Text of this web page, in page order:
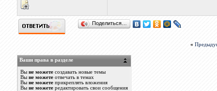
Поделиться…
«
Ваши права в разделе
Вы не можетесоздавать новые темы
Вы не можетеотвечать в темах
Вы не можетеприкреплять вложения
Вы не можетередактировать свои сообщения